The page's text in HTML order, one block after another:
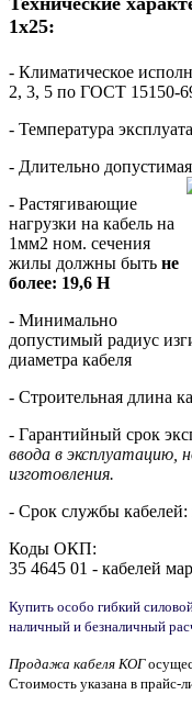
1х25:
- Климатическое
2, 3, 5 по ГОСТ 15150-
- Температура
- Длительно
- Растягивающие
нагрузки на кабель на
1мм2 ном. сечения
жилы должны быть не
более: 19,6 Н
- Минимально
допустимый радиус
диаметра кабеля
- Строительная длина
- Гарантийный срок
ввода в эксплуатацию,
изготовления.
- Срок службы кабелей:
Коды ОКП:
35 4645 01 - кабелей
Купить особо гибкий
наличный и безналичный
Продажа кабеля КОГ
Стоимость указана в прайс-